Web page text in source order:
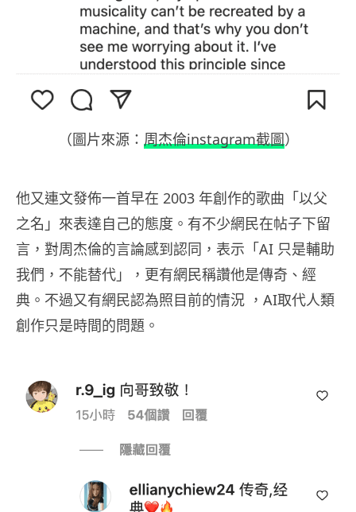
（圖片來源： 周杰倫instagram截圖）
他又連文發佈一首早在 2003 年創作的歌曲「以父
之名」來表達自己的態度。有不少網民在帖子下留
言，對周杰倫的言論感到認同，表示「AI 只是輔助
我們，不能替代」，更有網民稱讚他是傳奇、經
典。不過又有網民認為照目前的情況 ，AI取代人類
創作只是時間的問題。